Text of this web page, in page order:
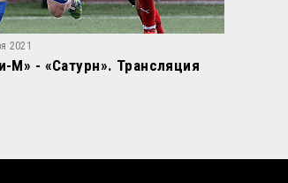
2021
М» - «Сатурн». Трансляция